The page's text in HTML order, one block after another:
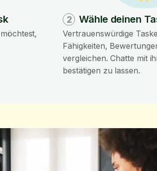
2 Wähle deinen
Vertrauenswürdige
Fähigkeiten,
vergleichen. Chatte mit
bestätigen zu lassen.